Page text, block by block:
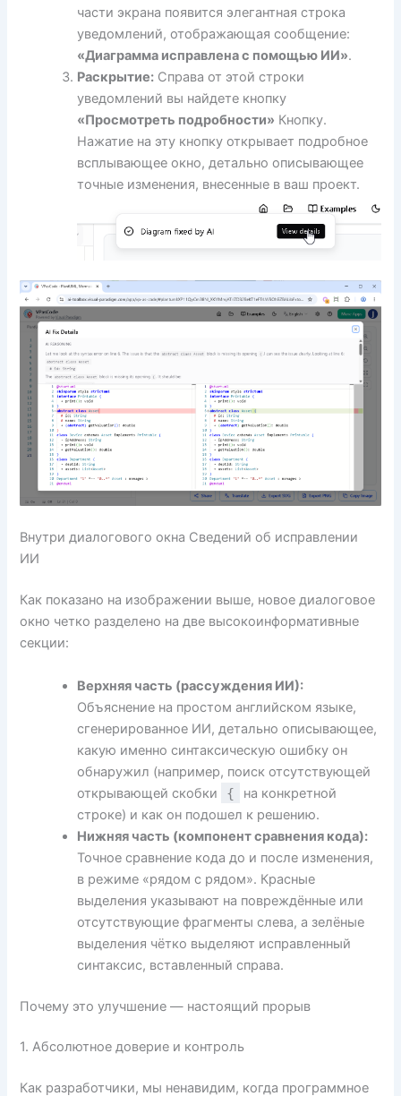
части экрана появится элегантная строка
уведомлений, отображающая сообщение:
«Диаграмма исправлена с помощью ИИ».
Раскрытие: Справа от этой строки
уведомлений вы найдете кнопку
«Просмотреть подробности» Кнопку.
Нажатие на эту кнопку открывает подробное
всплывающее окно, детально описывающее
точные изменения, внесенные в ваш проект.
Внутри диалогового окна Сведений об исправлении
ИИ
Как показано на изображении выше, новое диалоговое
окно четко разделено на две высокоинформативные
секции:
Верхняя часть (рассуждения ИИ):
Объяснение на простом английском языке,
сгенерированное ИИ, детально описывающее,
какую именно синтаксическую ошибку он
обнаружил (например, поиск отсутствующей
открывающей скобки
{
на конкретной
строке) и как он подошел к решению.
Нижняя часть (компонент сравнения кода):
Точное сравнение кода до и после изменения,
в режиме «рядом с рядом». Красные
выделения указывают на повреждённые или
отсутствующие фрагменты слева, а зелёные
выделения чётко выделяют исправленный
синтаксис, вставленный справа.
Почему это улучшение — настоящий прорыв
1. Абсолютное доверие и контроль
Как разработчики, мы ненавидим, когда программное